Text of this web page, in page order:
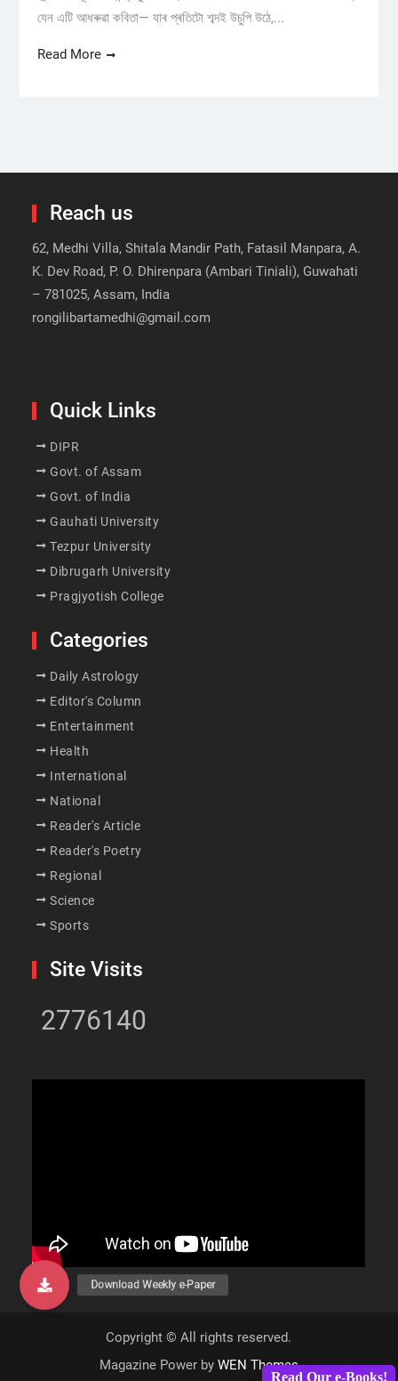
যেন এটি আধৰুৱা কবিতা— যাৰ প্ৰতিটো শব্দই উচুপি উঠে,...
Read More
Reach us
62, Medhi Villa, Shitala Mandir Path, Fatasil Manpara, A.
K. Dev Road, P. O. Dhirenpara (Ambari Tiniali), Guwahati
– 781025, Assam, India
rongilibartamedhi@gmail.com
Quick Links
DIPR
Govt. of Assam
Govt. of India
Gauhati University
Tezpur University
Dibrugarh University
Pragjyotish College
Categories
Daily Astrology
Editor's Column
Entertainment
Health
International
National
Reader's Article
Reader's Poetry
Regional
Science
Sports
Site Visits
2776140
Copyright © All rights reserved.
Magazine Power by WEN Themes
Read Our e-Books!